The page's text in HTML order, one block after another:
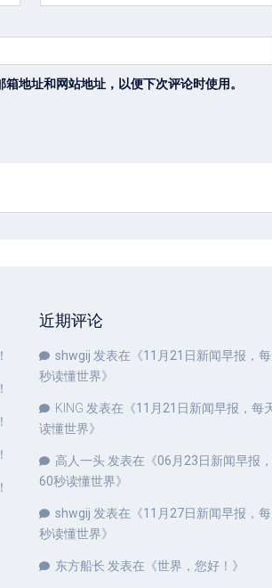
地址和网站地址，以便下次评论时使用。
近期评论
shwgij 发表在《11月21日新闻早报，
秒读懂世界》
KING 发表在《11月21日新闻早报，每
读懂世界》
高人一头 发表在《06月23日新闻早报
60秒读懂世界》
shwgij 发表在《11月27日新闻早报，
秒读懂世界》
东方船长 发表在《世界，您好！ 》